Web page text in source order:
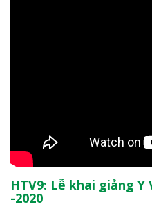
HTV9: Lễ khai giảng
-2020